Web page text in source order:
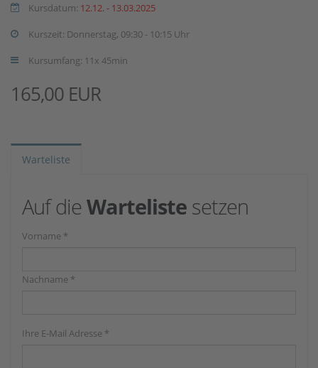
Kursdatum: 12.12. - 13.03.2025
Kurszeit: Donnerstag, 09:30 - 10:15 Uhr
Kursumfang: 11x 45min
165,00 EUR
Warteliste
Auf die Warteliste setzen
Vorname *
Nachname *
Ihre E-Mail Adresse *